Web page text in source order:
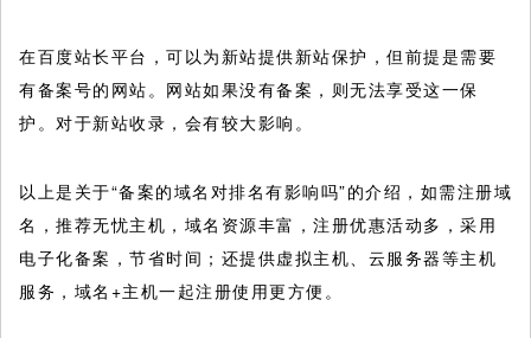
在百度站长平台，可以为新站提供新站保护，但前提是需要
有备案号的网站。网站如果没有备案，则无法享受这一保
护。对于新站收录，会有较大影响。
以上是关于“备案的域名对排名有影响吗”的介绍，如需注册域
名，推荐无忧主机，域名资源丰富，注册优惠活动多，采用
电子化备案，节省时间；还提供虚拟主机、云服务器等主机
服务，域名+主机一起注册使用更方便。